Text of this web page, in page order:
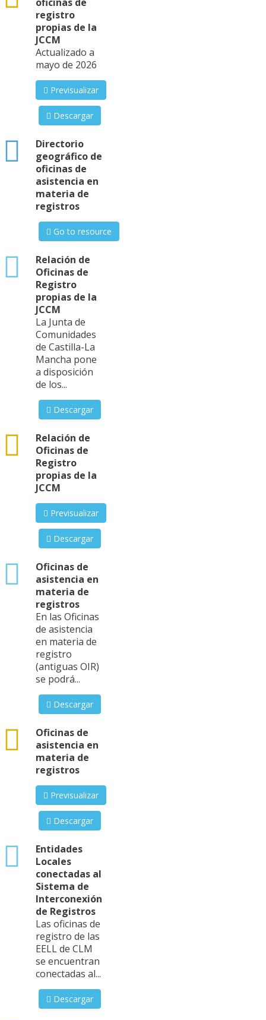
registro
propias de la
JCCM
Actualizado a
mayo de 2026
Previsualizar
Descargar
Directorio
geográfico de
oficinas de
asistencia en
materia de
registros
html
Go to resource
Relación de
Oficinas de
Registro
propias de la
JCCM
xlsx
La Junta de
Comunidades
de Castilla-La
Mancha pone
a disposición
de los...
Descargar
Relación de
Oficinas de
Registro
propias de la
JCCM
csv
Previsualizar
Descargar
Oficinas de
asistencia en
materia de
registros
xlsx
En las Oficinas
de asistencia
en materia de
registro
(antiguas OIR)
se podrá...
Descargar
Oficinas de
asistencia en
materia de
registros
csv
Previsualizar
Descargar
Entidades
Locales
conectadas al
Sistema de
Interconexión
de Registros
xlsx
Las oficinas de
registro de las
EELL de CLM
se encuentran
conectadas al...
Descargar